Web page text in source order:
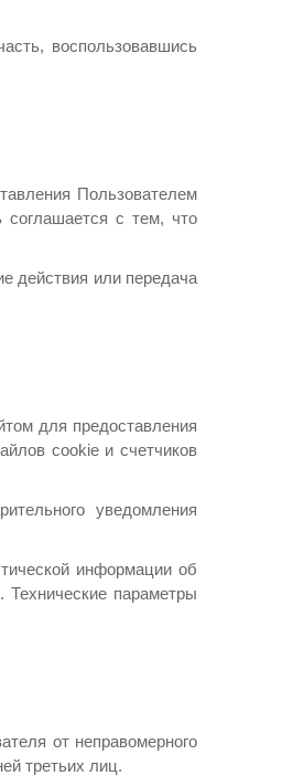
воспользовавшись
Пользователем
соглашается с тем, что
действия или передача
для предоставления
cookie и счетчиков
уведомления
информации об
параметры
от неправомерного
третьих лиц.